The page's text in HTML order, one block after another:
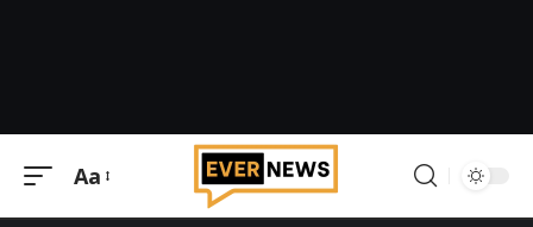
Μεγέθυνση
Aa